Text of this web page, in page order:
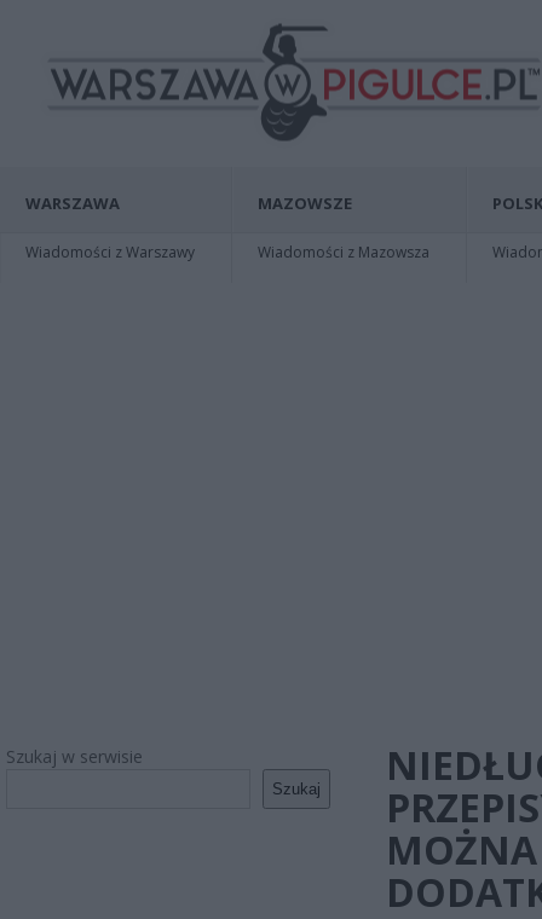
WARSZAWA
Wiadomości z Warszawy
MAZOWSZE
Wiadomości z Mazowsza
Szukaj w serwisie
Szukaj
MOŻNA